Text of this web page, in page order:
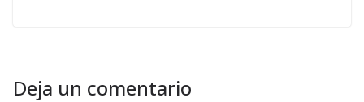
Deja un comentario